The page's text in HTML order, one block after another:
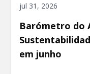
jul 31, 2026
Barómetro do
em junho